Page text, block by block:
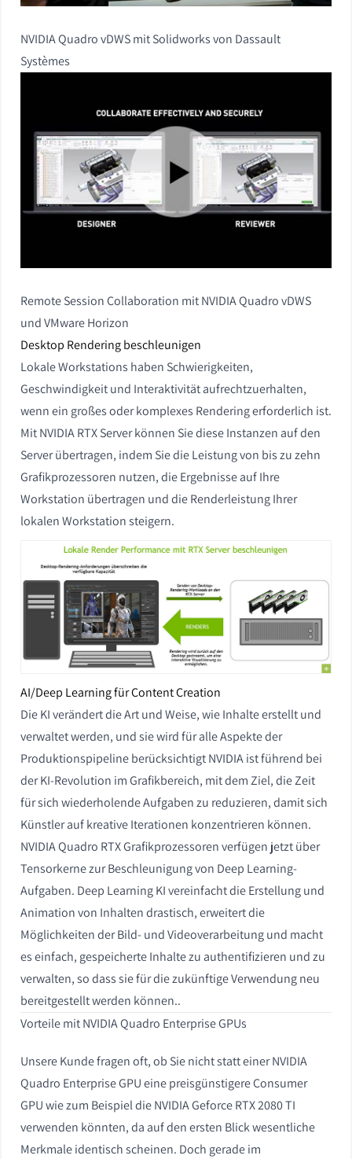
NVIDIA Quadro vDWS mit Solidworks von Dassault
Systèmes
Remote Session Collaboration mit NVIDIA Quadro vDWS
und VMware Horizon
Desktop Rendering beschleunigen
Lokale Workstations haben Schwierigkeiten,
Geschwindigkeit und Interaktivität aufrechtzuerhalten,
wenn ein großes oder komplexes Rendering erforderlich ist.
Mit NVIDIA RTX Server können Sie diese Instanzen auf den
Server übertragen, indem Sie die Leistung von bis zu zehn
Grafikprozessoren nutzen, die Ergebnisse auf Ihre
Workstation übertragen und die Renderleistung Ihrer
lokalen Workstation steigern.
AI/Deep Learning für Content Creation
Die KI verändert die Art und Weise, wie Inhalte erstellt und
verwaltet werden, und sie wird für alle Aspekte der
Produktionspipeline berücksichtigt NVIDIA ist führend bei
der KI-Revolution im Grafikbereich, mit dem Ziel, die Zeit
für sich wiederholende Aufgaben zu reduzieren, damit sich
Künstler auf kreative Iterationen konzentrieren können.
NVIDIA Quadro RTX Grafikprozessoren verfügen jetzt über
Tensorkerne zur Beschleunigung von Deep Learning-
Aufgaben. Deep Learning KI vereinfacht die Erstellung und
Animation von Inhalten drastisch, erweitert die
Möglichkeiten der Bild- und Videoverarbeitung und macht
es einfach, gespeicherte Inhalte zu authentifizieren und zu
verwalten, so dass sie für die zukünftige Verwendung neu
bereitgestellt werden können..
Vorteile mit NVIDIA Quadro Enterprise GPUs
Unsere Kunde fragen oft, ob Sie nicht statt einer NVIDIA
Quadro Enterprise GPU eine preisgünstigere Consumer
GPU wie zum Beispiel die NVIDIA Geforce RTX 2080 TI
verwenden könnten, da auf den ersten Blick wesentliche
Merkmale identisch scheinen. Doch gerade im